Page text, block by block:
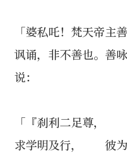
「婆私吒！梵天帝主
讽诵，非不善也。善
说：
「『刹利二足尊，
求学明及行， 彼为